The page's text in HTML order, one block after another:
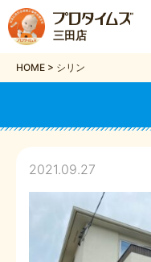
三田店
HOME > シリン
2021.09.27